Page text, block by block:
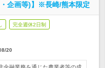
企画等)】※長崎/熊本限定
完全週休2日制
20